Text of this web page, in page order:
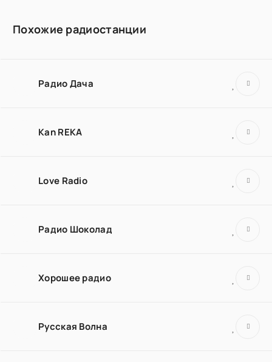
Похожие радиостанции
Радио Дача
Kan REKA
Love Radio
Радио Шоколад
Хорошее радио
Русская Волна